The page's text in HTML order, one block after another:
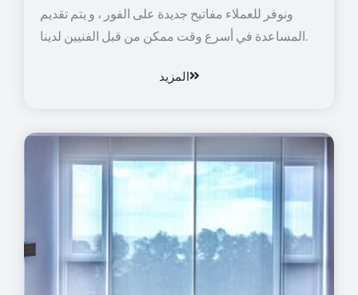
ونوفر للعملاء مفاتيح جديدة على الفور ، و يتم تقديم
المساعدة في أسرع وقت ممكن من قبل الفنيين لدينا.
المزيد